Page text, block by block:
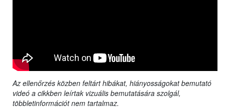
Az ellenőrzés közben feltárt hibákat, hiányosságokat bemutató
videó a cikkben leírtak vizuális bemutatására szolgál,
többletinformációt nem tartalmaz.